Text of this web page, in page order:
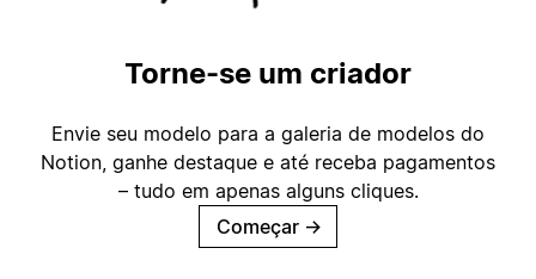
Torne-se um criador
Envie seu modelo para a galeria de modelos do
Notion, ganhe destaque e até receba pagamentos
– tudo em apenas alguns cliques.
Começar →